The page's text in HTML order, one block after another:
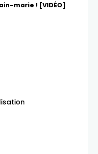
marie ! [VIDÉO]